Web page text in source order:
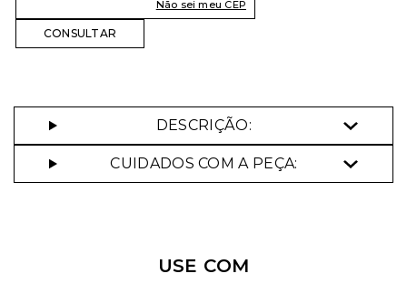
Selecione o tamanho que você deseja:
Não sei meu CEP
DESCRIÇÃO:
CUIDADOS COM A PEÇA:
USE COM